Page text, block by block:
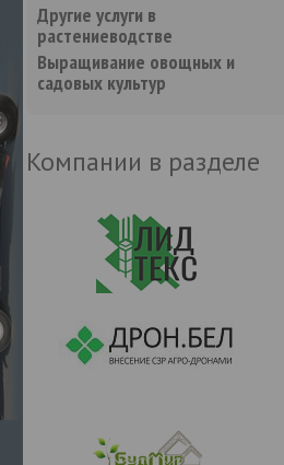
Другие услуги в
растениеводстве
Выращивание овощных и
садовых культур
Компании в разделе